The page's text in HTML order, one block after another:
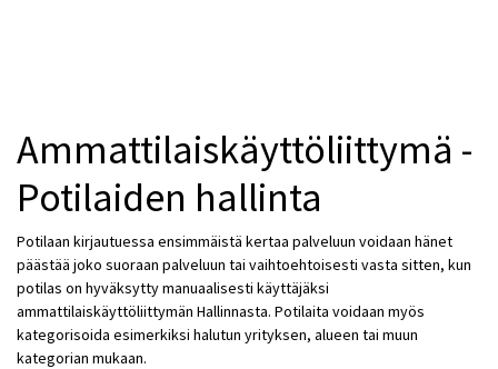
Ammattilaiskäyttöliittymä -
Potilaiden hallinta
Potilaan kirjautuessa ensimmäistä kertaa palveluun voidaan hänet
päästää joko suoraan palveluun tai vaihtoehtoisesti vasta sitten, kun
potilas on hyväksytty manuaalisesti käyttäjäksi
ammattilaiskäyttöliittymän Hallinnasta. Potilaita voidaan myös
kategorisoida esimerkiksi halutun yrityksen, alueen tai muun
kategorian mukaan.